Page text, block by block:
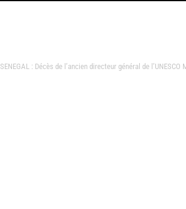
SENEGAL : Décès de l’ancien directeur général de